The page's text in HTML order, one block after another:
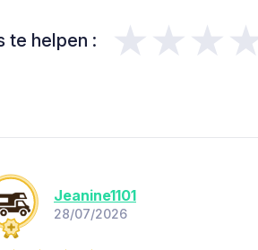
te helpen :
Jeanine1101
28/07/2026